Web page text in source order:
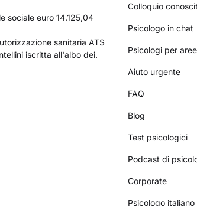
sociale euro 14.125,04
sanitaria ATS
iscritta all'albo dei.
Colloquio
Psicologo in chat
Psicologi per
Aiuto urgente
FAQ
Blog
Test psicologici
Podcast di
Corporate
Psicologo